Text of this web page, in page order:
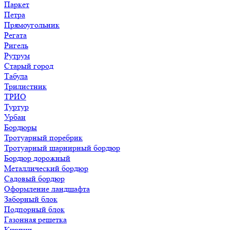
Паркет
Петра
Прямоугольник
Регата
Ригель
Рутрум
Старый город
Табула
Трилистник
ТРИО
Туртур
Урбан
Бордюры
Тротуарный поребрик
Тротуарный шарнирный бордюр
Бордюр дорожный
Металлический бордюр
Садовый бордюр
Оформление ландшафта
Заборный блок
Подпорный блок
Газонная решетка